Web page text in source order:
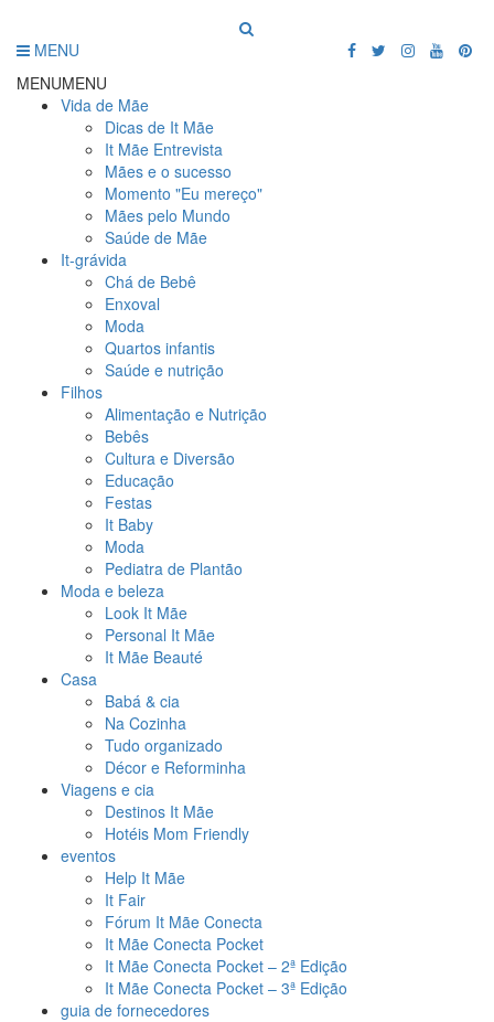
MENU
MENUMENU
Vida de Mãe
Dicas de It Mãe
It Mãe Entrevista
Mães e o sucesso
Momento "Eu mereço"
Mães pelo Mundo
Saúde de Mãe
It-grávida
Chá de Bebê
Enxoval
Moda
Quartos infantis
Saúde e nutrição
Filhos
Alimentação e Nutrição
Bebês
Cultura e Diversão
Educação
Festas
It Baby
Moda
Pediatra de Plantão
Moda e beleza
Look It Mãe
Personal It Mãe
It Mãe Beauté
Casa
Babá & cia
Na Cozinha
Tudo organizado
Décor e Reforminha
Viagens e cia
Destinos It Mãe
Hotéis Mom Friendly
eventos
Help It Mãe
It Fair
Fórum It Mãe Conecta
It Mãe Conecta Pocket
It Mãe Conecta Pocket – 2ª Edição
It Mãe Conecta Pocket – 3ª Edição
guia de fornecedores